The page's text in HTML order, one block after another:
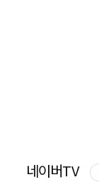
네이버TV